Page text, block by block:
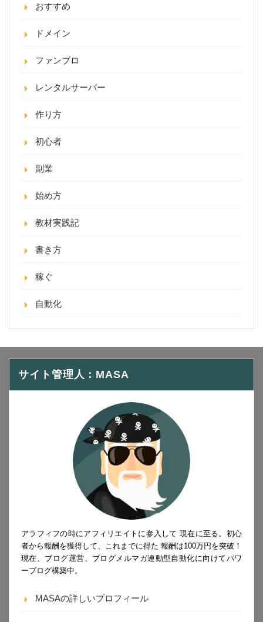
おすすめ
ドメイン
ファンブロ
レンタルサーバー
作り方
初心者
副業
始め方
教材実践記
書き方
稼ぐ
自動化
サイト管理人：MASA
アラフィフの時にアフィリエイトに参入して 現在に至る。初心
者から報酬を獲得して、これまでに得た 報酬は100万円を突破！
現在、ブログ運営、ブログメルマガ連動型自動化に向けてパワ
ーブログ構築中。
MASAの詳しいプロフィール